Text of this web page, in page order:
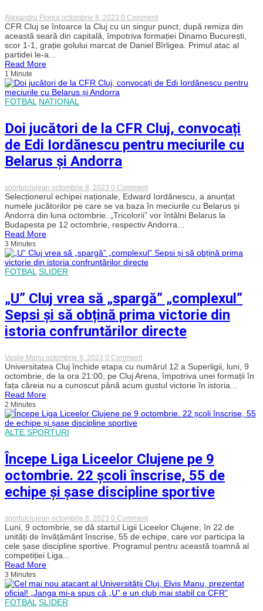
Alexandru Florea octombrie 8, 2023 0 Commenton
Dinamo
București
și
CFR
punctele
CFR Cluj se întoarce la Cluj cu un singur punct, după remiza din
această seară din capitală, împotriva formației Dinamo București,
scor 1-1, grație golului marcat de Daniel Bîrligea. Primul atac al
partidei le-a...
Read More
1 Minute
FOTBAL NATIONAL
Doi jucători de la CFR Cluj, convocați
de Edi Iordănescu pentru meciurile cu
Belarus și Andorra
sportulclujean octombrie 8, 2023 0 Commenton
Doi
jucători
de
la
CFR
de
Edi
Iordănescu
cu
Belarus
Andorra
Selecționerul echipei naționale, Edward Iordănescu, a anunțat
numele jucătorilor pe care se va baza în meciurile cu Belarus și
Andorra din luna octombrie. „Tricolorii” vor întâlni Belarus la
Budapesta pe 12 octombrie, respectiv Andorra...
Read More
3 Minutes
FOTBAL SLIDER
„U” Cluj vrea să „spargă” „complexul”
Sepsi și să obțină prima victorie din
istoria confruntărilor directe
Vasile Manu octombrie 8, 2023 0 Commenton
„U”
Cluj
vrea
să
Sepsi
victorie
din
istoria
confruntărilor
directe
Universitatea Cluj închide etapa cu numărul 12 a Superligii, luni, 9
octombrie, de la ora 21:00, pe Cluj Arena, împotriva unei formații în
fața căreia nu a cunoscut până acum gustul victorie în istoria...
Read More
2 Minutes
ALTE SPORTURI
Începe Liga Liceelor Clujene pe 9
octombrie. 22 școli înscrise, 55 de
echipe și șase discipline sportive
sportulclujean octombrie 8, 2023 0 Commenton
Începe
Liga
Liceelor
Clujene
22
școli
înscrise,
Luni, 9 octombrie, se dă startul Ligii Liceelor Clujene, în 22 de
unități de învățământ înscrise, 55 de echipe, care vor participa la
cele șase discipline sportive. Programul pentru această toamnă al
competiției Liga...
Read More
3 Minutes
FOTBAL SLIDER